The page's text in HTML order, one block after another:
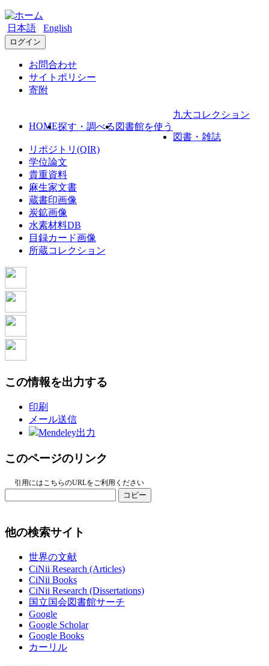
日本語 English
ログイン
お問合わせ
サイトポリシー
寄附
HOME探す・調べる 図書館を使う
九大コレクション
図書・雑誌
リポジトリ(QIR)
学位論文
貴重資料
麻生家文書
蔵書印画像
炭鉱画像
水素材料DB
目録カード画像
所蔵コレクション
この情報を出力する
印刷
メール送信
Mendeley出力
このページのリンク
引用にはこちらのURLをご利用ください
コピー
他の検索サイト
世界の文献
CiNii Research (Articles)
CiNii Books
CiNii Research (Dissertations)
国立国会図書館サーチ
Google
Google Scholar
Google Books
カーリル